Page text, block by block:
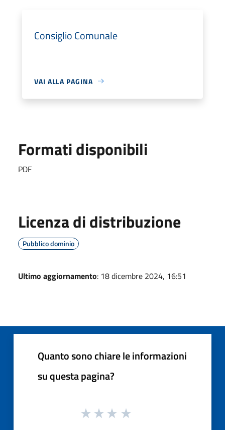
Consiglio Comunale
VAI ALLA PAGINA
Formati disponibili
PDF
Licenza di distribuzione
Pubblico dominio
Ultimo aggiornamento: 18 dicembre 2024, 16:51
Quanto sono chiare le informazioni
su questa pagina?